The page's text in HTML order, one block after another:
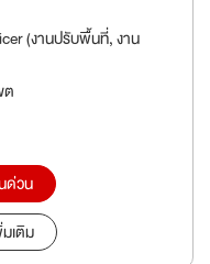
(งานปรับพื้นที่, งาน
ต
ด่วน
เติม